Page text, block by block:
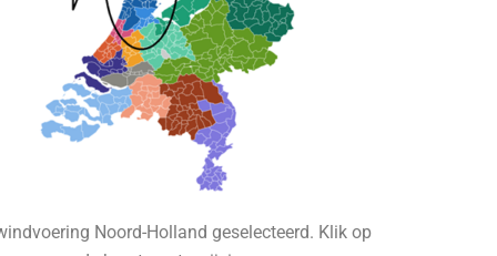
Noord-Holland geselecteerd. Klik op